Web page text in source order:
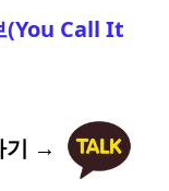
(You Call It
기 →